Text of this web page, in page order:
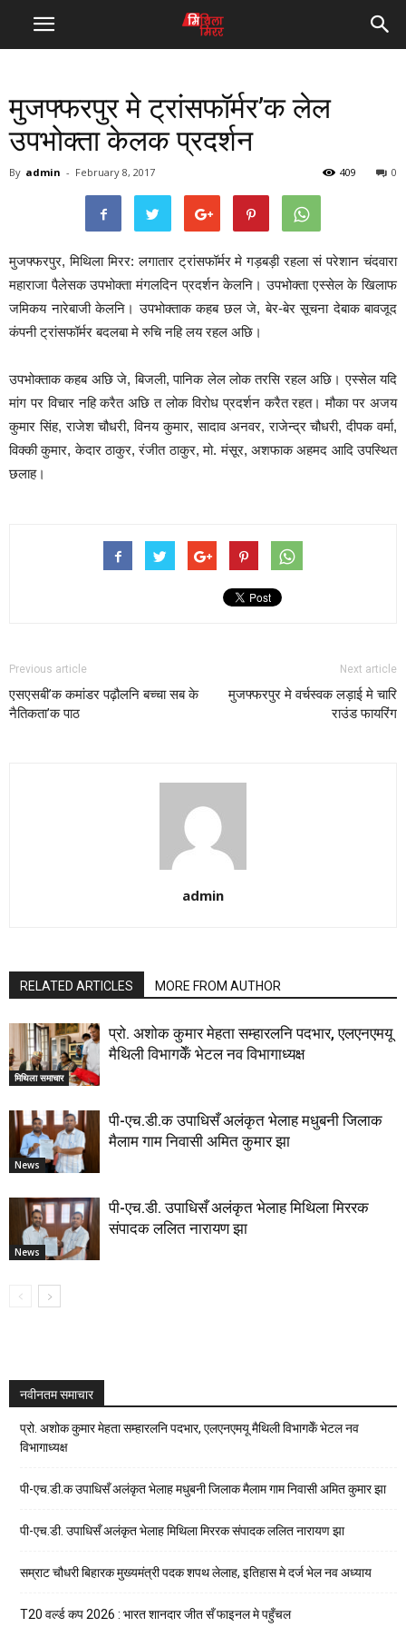
मुजफ्फरपुर मे ट्रांसफॉर्मर’क लेल
उपभोक्ता केलक प्रदर्शन
By admin - February 8, 2017 0
409
मुजफ्फरपुर, मिथिला मिरर: लगातार ट्रांसफॉर्मर मे गड़बड़ी रहला सं परेशान चंदवारा
महाराजा पैलेसक उपभोक्ता मंगलदिन प्रदर्शन केलनि। उपभोक्ता एस्सेल के खिलाफ
जमिकय नारेबाजी केलनि। उपभोक्ताक कहब छल जे, बेर-बेर सूचना देबाक बावजूद
कंपनी ट्रांसफॉर्मर बदलबा मे रुचि नहि लय रहल अछि।
उपभोक्ताक कहब अछि जे, बिजली, पानिक लेल लोक तरसि रहल अछि। एस्सेल यदि
मांग पर विचार नहि करैत अछि त लोक विरोध प्रदर्शन करैत रहत। मौका पर अजय
कुमार सिंह, राजेश चौधरी, विनय कुमार, सादाव अनवर, राजेन्द्र चौधरी, दीपक वर्मा,
विक्की कुमार, केदार ठाकुर, रंजीत ठाकुर, मो. मंसूर, अशफाक अहमद आदि उपस्थित
छलाह।
Previous article
एसएसबी’क कमांडर पढ़ौलनि बच्चा सब के
नैतिकता’क पाठ
Next article
मुजफ्फरपुर मे वर्चस्वक लड़ाई मे चारि
राउंड फायरिंग
admin
RELATED ARTICLES MORE FROM AUTHOR
मिथिला समाचार
प्रो. अशोक कुमार मेहता सम्हारलनि पदभार, एलएनएमयू
मैथिली विभागकेँ भेटल नव विभागाध्यक्ष
News
पी-एच.डी.क उपाधिसँ अलंकृत भेलाह मधुबनी जिलाक
मैलाम गाम निवासी अमित कुमार झा
News
पी-एच.डी. उपाधिसँ अलंकृत भेलाह मिथिला मिररक
संपादक ललित नारायण झा
नवीनतम समाचार
प्रो. अशोक कुमार मेहता सम्हारलनि पदभार, एलएनएमयू मैथिली विभागकेँ भेटल नव
विभागाध्यक्ष
पी-एच.डी.क उपाधिसँ अलंकृत भेलाह मधुबनी जिलाक मैलाम गाम निवासी अमित कुमार झा
पी-एच.डी. उपाधिसँ अलंकृत भेलाह मिथिला मिररक संपादक ललित नारायण झा
सम्राट चौधरी बिहारक मुख्यमंत्री पदक शपथ लेलाह, इतिहास मे दर्ज भेल नव अध्याय
T20 वर्ल्ड कप 2026 : भारत शानदार जीत सँ फाइनल मे पहुँचल